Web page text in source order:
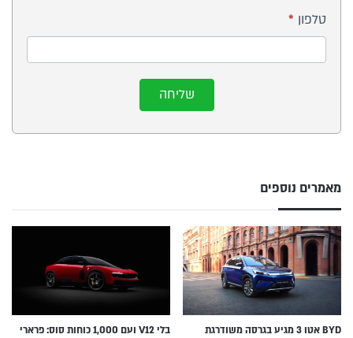
טלפון *
שליחה
מאמרים נוספים
BYD אטו 3 מגיע בגרסה משודרגת
בלי V12 ועם 1,000 כוחות סוס: פרארי